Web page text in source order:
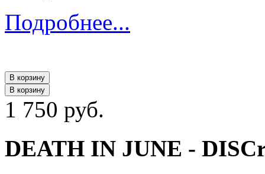
Подробнее...
В корзину
В корзину
1 750 руб.
DEATH IN JUNE -